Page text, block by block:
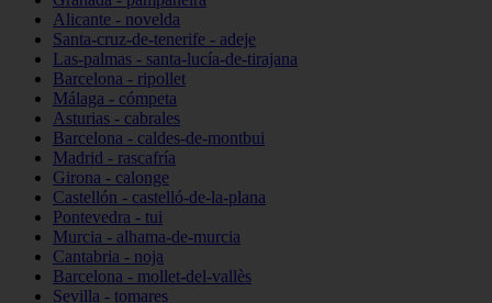
Alicante - novelda
Santa-cruz-de-tenerife - adeje
Las-palmas - santa-lucía-de-tirajana
Barcelona - ripollet
Málaga - cómpeta
Asturias - cabrales
Barcelona - caldes-de-montbui
Madrid - rascafría
Girona - calonge
Castellón - castelló-de-la-plana
Pontevedra - tui
Murcia - alhama-de-murcia
Cantabria - noja
Barcelona - mollet-del-vallès
Sevilla - tomares